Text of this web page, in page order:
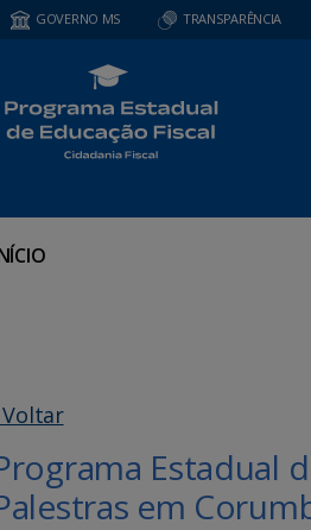
GOVERNO MS TRANSPARÊNCIA
Voltar
Estadual
em